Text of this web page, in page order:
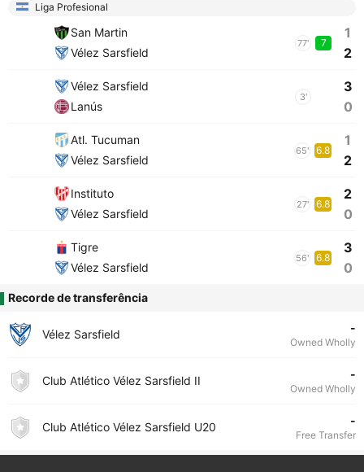
Liga Profesional
San Martin
Vélez Sarsfield
77' 7
1
2
Vélez Sarsfield
Lanús
3'
3
0
Atl. Tucuman
Vélez Sarsfield
65' 6.8
1
2
Instituto
Vélez Sarsfield
27' 6.8
2
0
Tigre
Vélez Sarsfield
56' 6.8
3
0
Recorde de transferência
Vélez Sarsfield -
Owned Wholly
Club Atlético Vélez Sarsfield II -
Owned Wholly
Club Atlético Vélez Sarsfield U20 -
Free Transfer